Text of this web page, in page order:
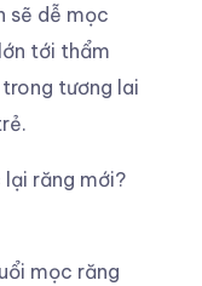
sẽ dễ mọc
tới thẩm
tương lai
mọc răng